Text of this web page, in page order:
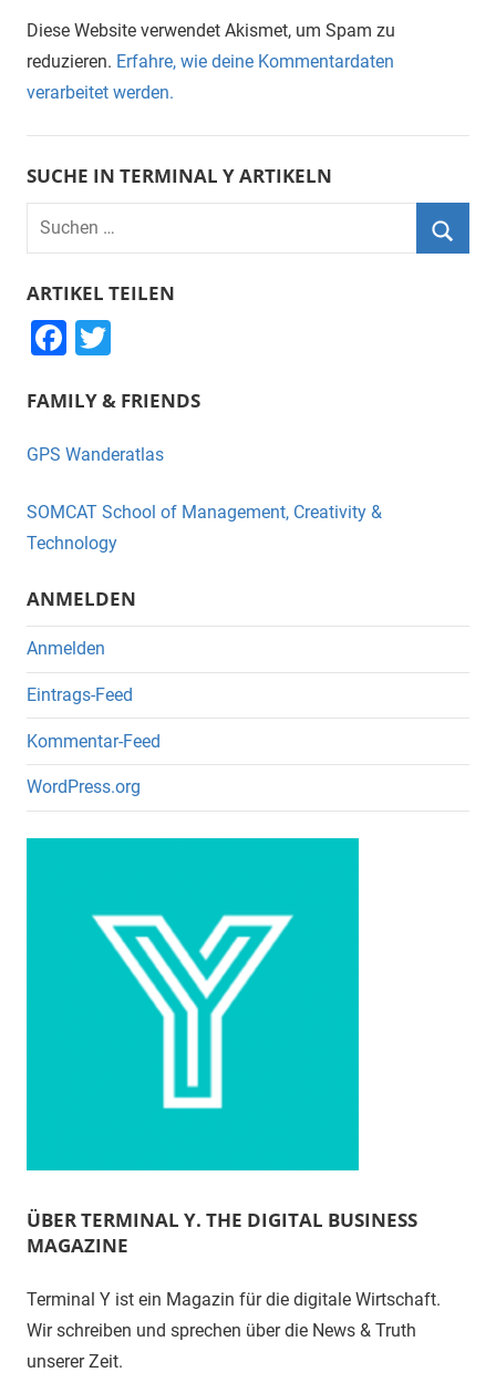
Diese Website verwendet Akismet, um Spam zu
reduzieren. Erfahre, wie deine Kommentardaten
verarbeitet werden.
SUCHE IN TERMINAL Y ARTIKELN
Suchen
nach:
ARTIKEL TEILEN
F
c
e
o
o
k
tt
er
FAMILY & FRIENDS
GPS Wanderatlas
SOMCAT School of Management, Creativity &
Technology
ANMELDEN
Anmelden
Eintrags-Feed
Kommentar-Feed
WordPress.org
ÜBER TERMINAL Y. THE DIGITAL BUSINESS
MAGAZINE
Terminal Y ist ein Magazin für die digitale Wirtschaft.
Wir schreiben und sprechen über die News & Truth
unserer Zeit.